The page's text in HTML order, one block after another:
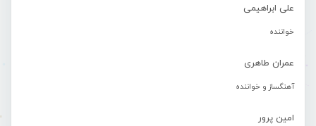
علی ابراهیمی
خواننده
عمران طاهری
آهنگساز و خواننده
امین پرور